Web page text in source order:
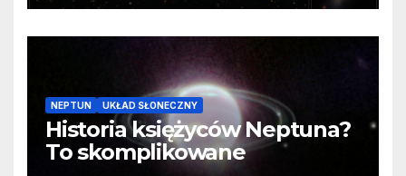
NEPTUN UKŁAD SŁONECZNY
Historia księżyców Neptuna?
To skomplikowane